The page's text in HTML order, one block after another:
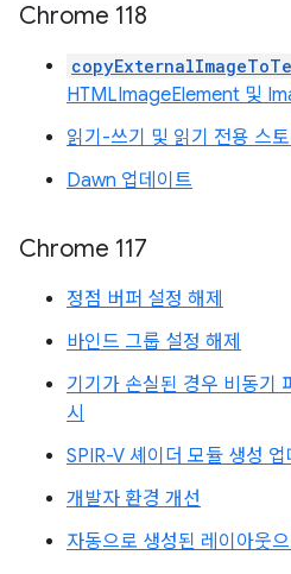
Chrome 118
HTMLImageElement 및
읽기-쓰기 및 읽기 전용 스
Dawn 업데이트
Chrome 117
정점 버퍼 설정 해제
바인드 그룹 설정 해제
기기가 손실된 경우 비동기
시
SPIR-V 셰이더 모듈 생성 업
개발자 환경 개선
자동으로 생성된 레이아웃